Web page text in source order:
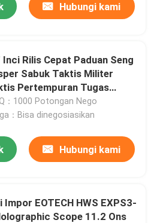
Hubungi kami
Inci Rilis Cepat Paduan Seng
Sabuk Taktis Militer
Pertempuran Tugas
：1000 Potongan Nego
：Bisa dinegosiasikan
Hubungi kami
Impor EOTECH HWS EXPS3-
Scope 11.2 Ons